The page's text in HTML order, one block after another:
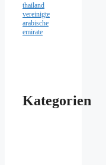
thailand
vereinigte
arabische
emirate
Kategorien